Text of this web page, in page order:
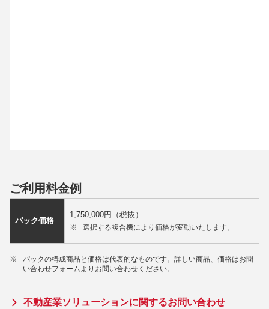
ご利用料金例
パック価格
1,750,000円（税抜）
※ 選択する複合機により価格が変動いたします。
※
パックの構成商品と価格は代表的なものです。詳しい商品、価格はお問
い合わせフォームよりお問い合わせください。
不動産業ソリューションに関するお問い合わせ